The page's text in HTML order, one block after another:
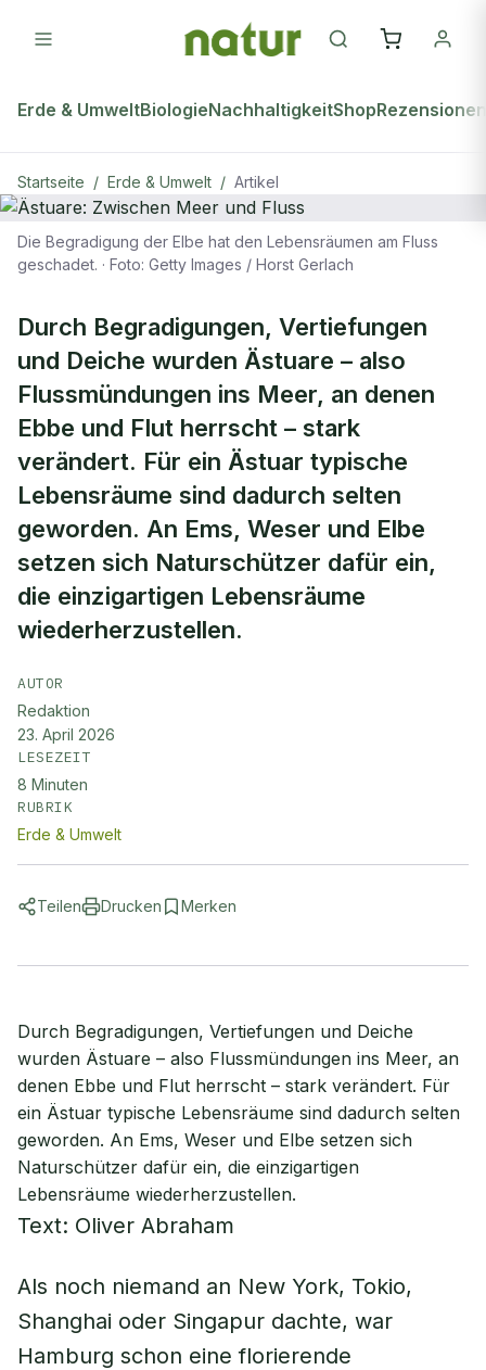
Erde & UmweltBiologieNachhaltigkeitShopRezensionen
Startseite / Erde & Umwelt / Artikel
ERDE & UMWELT
Die Begradigung der Elbe hat den Lebensräumen am Fluss
geschadet. · Foto: Getty Images / Horst Gerlach
Durch Begradigungen, Vertiefungen
und Deiche wurden Ästuare – also
Flussmündungen ins Meer, an denen
Ebbe und Flut herrscht – stark
verändert. Für ein Ästuar typische
Lebensräume sind dadurch selten
geworden. An Ems, Weser und Elbe
setzen sich Naturschützer dafür ein,
die einzigartigen Lebensräume
wiederherzustellen.
AUTOR
Redaktion
23. April 2026
LESEZEIT
8 Minuten
RUBRIK
Erde & Umwelt
Teilen Drucken Merken
Durch Begradigungen, Vertiefungen und Deiche
wurden Ästuare – also Flussmündungen ins Meer, an
denen Ebbe und Flut herrscht – stark verändert. Für
ein Ästuar typische Lebensräume sind dadurch selten
geworden. An Ems, Weser und Elbe setzen sich
Naturschützer dafür ein, die einzigartigen
Lebensräume wiederherzustellen.
Text: Oliver Abraham
Als noch niemand an New York, Tokio,
Shanghai oder Singapur dachte, war
Hamburg schon eine florierende